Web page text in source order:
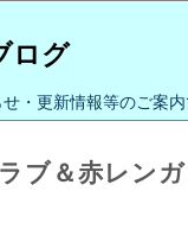
ログ
・更新情報等のご案
ブ＆赤レン